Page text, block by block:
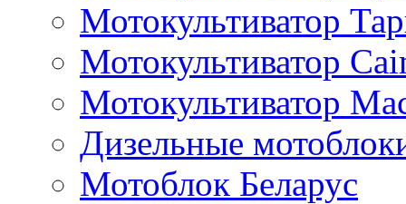
Мотокультиватор
Мотокультиватор
Мотокультиватор
Дизельные
Мотоблок Беларус